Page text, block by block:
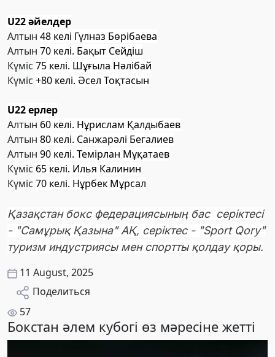
U22 әйелдер
Алтын 48 келі Гүлназ Бөрібаева
Алтын 70 келі. Бақыт Сейдіш
Күміс 75 келі. Шұғыла Нәлібай
Күміс +80 келі. Әсел Тоқтасын
U22 ерлер
Алтын 60 келі. Нұрислам Қалдыбаев
Алтын 80 келі. Санжарәлі Бегалиев
Алтын 90 келі. Темірлан Мұқатаев
Күміс 65 келі. Илья Калинин
Күміс 70 келі. Нұрбек Мұрсал
Қазақстан бокс федерациясының бас серіктесі
- "Самұрық Қазына" АҚ, серіктес - "Sport Qory"
туризм индустриясы мен спортты қолдау қоры.
11 August, 2025
Поделиться
57
Бокстан әлем кубогі өз мәресіне жетті